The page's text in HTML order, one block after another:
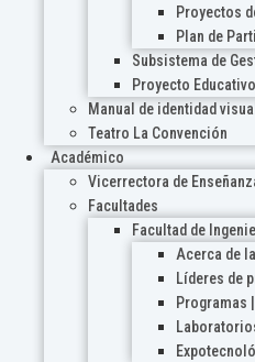
Proyectos
Plan de
Subsistema de
Proyecto
Manual de identidad visual
Teatro La Convención
Académico
Vicerrectora de
Facultades
Facultad de
Acerca de
Líderes de
Programas